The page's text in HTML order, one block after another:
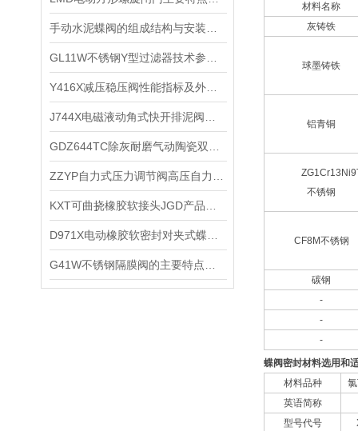
材料名称
灰铸铁
球墨铸铁
铝青铜
不锈钢
CF8M不锈钢
碳钢
-
-
-
蝶阀密封材料选用和
材料品种
英语简称
型号代号